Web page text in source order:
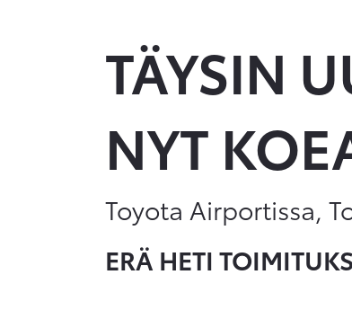
TÄYSIN
NYT
Toyota Airportissa,
ERÄ HETI